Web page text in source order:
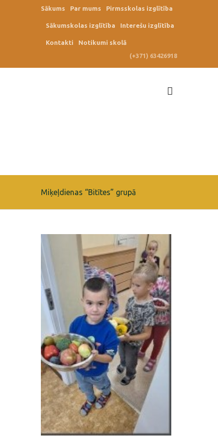
Sākums Par mums Pirmsskolas izglītība
Sākumskolas izglītība Interešu izglītība
Kontakti
Notikumi skolā
(+371) 63426918
Miķeļdienas “Bitītes” grupā